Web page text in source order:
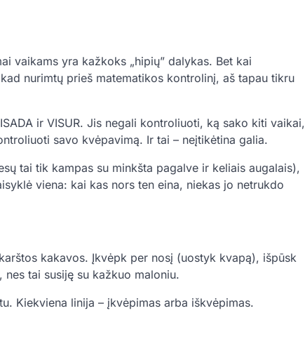
vaikams yra kažkoks „hipių” dalykas. Bet kai
nurimtų prieš matematikos kontrolinį, aš tapau tikru
ir VISUR. Jis negali kontroliuoti, ką sako kiti vaikai,
savo kvėpavimą. Ir tai – neįtikėtina galia.
tai tik kampas su minkšta pagalve ir keliais augalais),
viena: kai kas nors ten eina, niekas jo netrukdo
kakavos. Įkvėpk per nosį (uostyk kvapą), išpūsk
tai susiję su kažkuo maloniu.
Kiekviena linija – įkvėpimas arba iškvėpimas.